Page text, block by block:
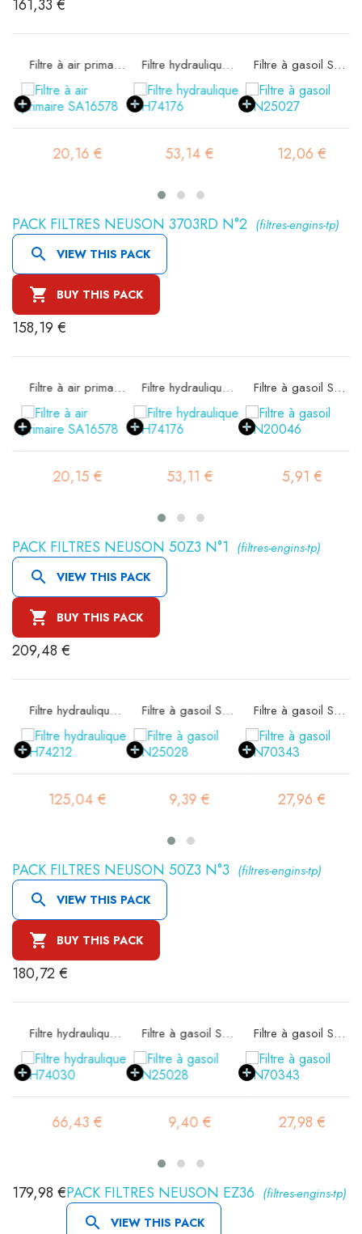
161,33 €
Filtre à air primaire SA16578
20,16 €
Filtre hydraulique SH74176
53,14 €
Filtre à gasoil SN25027
12,06 €
PACK FILTRES NEUSON 3703RD N°2 (filtres-engins-tp)
 VIEW THIS PACK
 BUY THIS PACK
158,19 €
Filtre à air primaire SA16578
20,15 €
Filtre hydraulique SH74176
53,11 €
Filtre à gasoil SN20046
5,91 €
PACK FILTRES NEUSON 50Z3 N°1 (filtres-engins-tp)
 VIEW THIS PACK
 BUY THIS PACK
209,48 €
Filtre hydraulique SH74212
125,04 €
Filtre à gasoil SN25028
9,39 €
Filtre à gasoil SN70343
27,96 €
PACK FILTRES NEUSON 50Z3 N°3 (filtres-engins-tp)
 VIEW THIS PACK
 BUY THIS PACK
180,72 €
Filtre hydraulique SH74030
66,43 €
Filtre à gasoil SN25028
9,40 €
Filtre à gasoil SN70343
27,98 €
PACK FILTRES NEUSON EZ36 (filtres-engins-tp)
 VIEW THIS PACK
179,98 €